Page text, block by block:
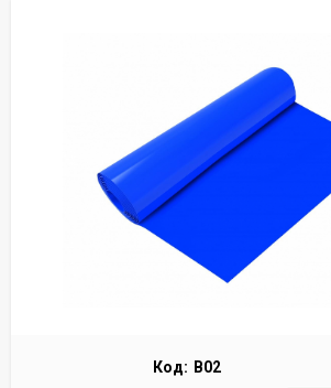
Код: B02